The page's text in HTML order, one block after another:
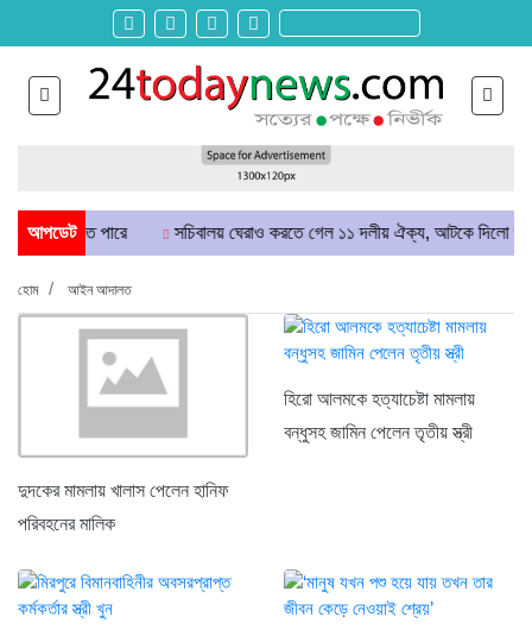
আপডেট
দিতে পারে সচিবালয় ঘেরাও করতে গেল ১১ দলীয় ঐক্য, আটকে দিলো পুলিশ
হোম আইন আদালত
দুদকের মামলায় খালাস পেলেন হানিফ
পরিবহনের মালিক
হিরো আলমকে হত্যাচেষ্টা মামলায়
বন্ধুসহ জামিন পেলেন তৃতীয় স্ত্রী